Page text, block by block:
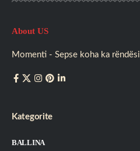
About US
Momenti - Sepse koha ka rëndësi
Kategorite
BALLINA